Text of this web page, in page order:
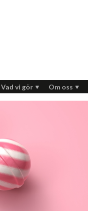
Vad vi gör Om oss